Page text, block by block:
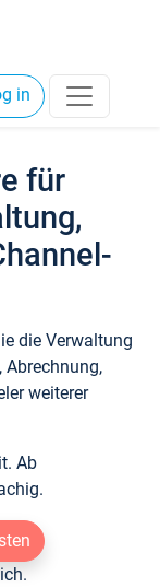
in
für
die Verwaltung
Abrechnung,
weiterer
Ab